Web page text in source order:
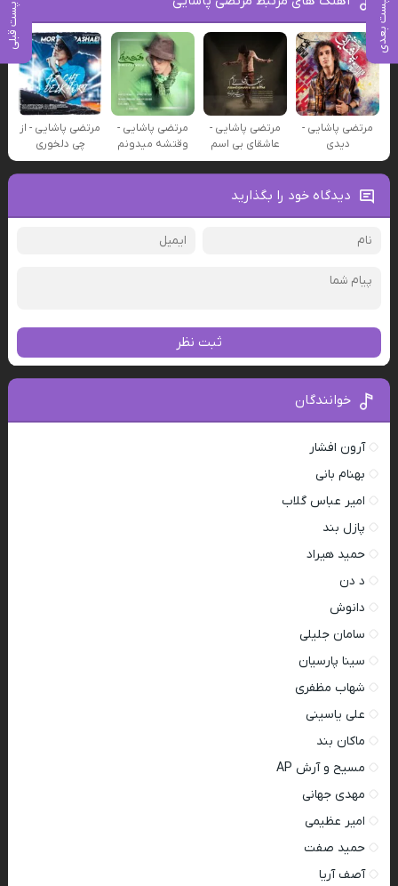
پست بعدی پست قبلی
مرتضی پاشایی -
دیدی
مرتضی پاشایی -
عاشقای بی اسم
مرتضی پاشایی -
وقتشه میدونم
مرتضی پاشایی - از
چی دلخوری
دیدگاه خود را بگذارید
ثبت نظر
خوانندگان
آرون افشار
بهنام بانی
امیر عباس گلاب
پازل بند
حمید هیراد
د دن
دانوش
سامان جلیلی
سینا پارسیان
شهاب مظفری
علی یاسینی
ماکان بند
مسیح و آرش AP
مهدی جهانی
امیر عظیمی
حمید صفت
آصف آریا